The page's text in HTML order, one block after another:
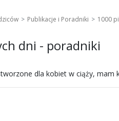
Publikacje i Poradniki 1000
dni - poradniki
dla kobiet w ciąży, mam